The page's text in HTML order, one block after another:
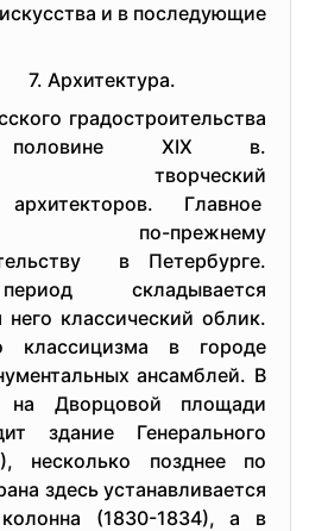
и в последующие
Архитектура.
градостроительства
XIX в.
творческий
Главное
по-прежнему
в Петербурге.
складывается
классический облик.
классицизма в городе
ансамблей. В
на Дворцовой площади
здание Генерального
несколько позднее по
здесь устанавливается
колонна (1830-1834), а в